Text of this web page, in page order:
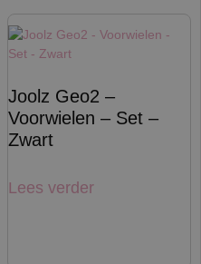
Joolz Geo2 –
Voorwielen – Set –
Zwart
Lees verder